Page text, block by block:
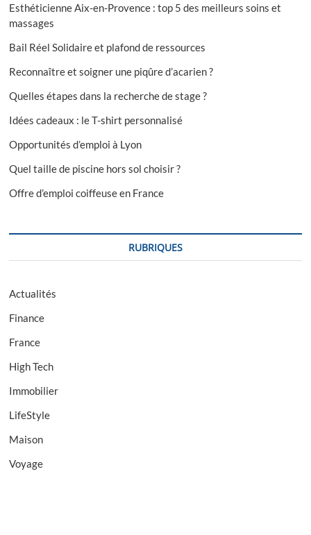
Esthéticienne Aix-en-Provence : top 5 des meilleurs soins et
massages
Bail Réel Solidaire et plafond de ressources
Reconnaître et soigner une piqûre d’acarien ?
Quelles étapes dans la recherche de stage ?
Idées cadeaux : le T-shirt personnalisé
Opportunités d’emploi à Lyon
Quel taille de piscine hors sol choisir ?
Offre d’emploi coiffeuse en France
RUBRIQUES
Actualités
Finance
France
High Tech
Immobilier
LifeStyle
Maison
Voyage